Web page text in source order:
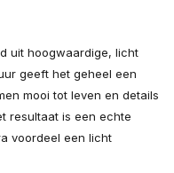
uit hoogwaardige, licht
geeft het geheel een
mooi tot leven en details
resultaat is een echte
voordeel een licht